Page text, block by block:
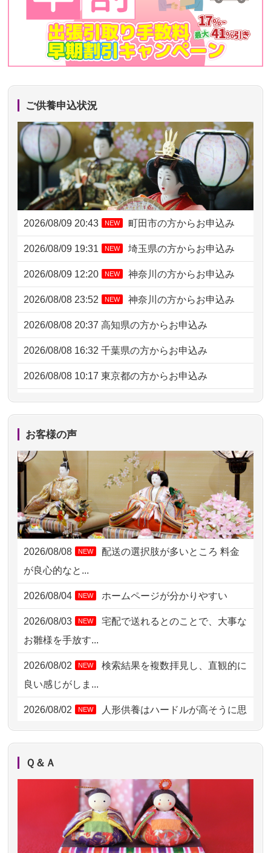
ご供養申込状況
2026/08/09 20:43 NEW 町田市の方からお申込み
2026/08/09 19:31 NEW 埼玉県の方からお申込み
2026/08/09 12:20 NEW 神奈川の方からお申込み
2026/08/08 23:52 NEW 神奈川の方からお申込み
2026/08/08 20:37 高知県の方からお申込み
2026/08/08 16:32 千葉県の方からお申込み
2026/08/08 10:17 東京都の方からお申込み
2026/08/07 20:31 東京都の方からお申込み
2026/08/07 09:26
2026/08/06 21:28 埼玉県の方からお申込み
2026/08/06 17:56 藤沢市の方からお申込み
2026/08/06 10:06 茨城県の方からお申込み
2026/08/06 09:17 三重県の方からお申込み
2026/08/06 06:48 横浜市の方からお申込み
2026/08/04 15:40 千葉県の方からお申込み
2026/08/04 14:04
2026/08/04 00:38 中野区の方からお申込み
2026/08/03 21:17 愛知県の方からお申込み
2026/08/02 18:47
2026/08/02 11:15 千葉県の方からお申込み
2026/08/02 10:39 神奈川の方からお申込み
2026/08/02 09:15 神奈川の方からお申込み
お客様の声
2026/08/08 NEW
配送の選択肢が多いところ 料金
が良心的なと...
2026/08/04 NEW ホームページが分かりやすい
2026/08/03 NEW
宅配で送れるとのことで、大事な
お雛様を手放す...
2026/08/02 NEW
検索結果を複数拝見し、直観的に
良い感じがしま...
2026/08/02 NEW
人形供養はハードルが高そうに思
えるのですが、...
NEW
お人形の仕分けなども丁寧に行う
様子から、大切...
2026/07/25供養の内容（料金や送り方等）がとて
Ｑ＆Ａ